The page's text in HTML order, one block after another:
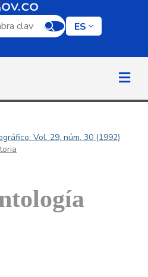
por palabra clave
ES
Vol. 29, núm. 30 (1992)